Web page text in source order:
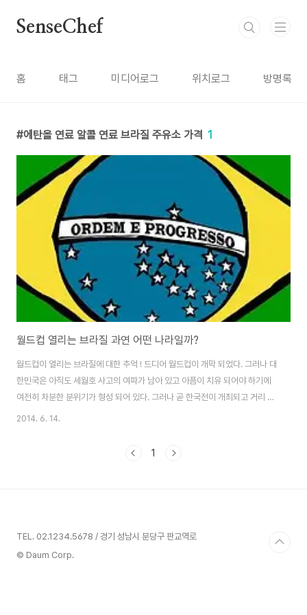
SenseChef
홈 태그 미디어로그 위치로그 방명록
에탄올 연료 알콜 연료 브라질 주유소 가격 1
월드컵 열리는 브라질 과연 어떤 나라일까?
월드컵이 열리는 브라질에 대한 추억 ! 드디어 월드컵이 개막 되었다. 그러나 대
한민국은 아직도 세월호 사고의 여파가 남아 있고 아픔이 치유 되어야 하기에
여전히 차분한 분위기가 형성 되어 있다. 그러나 곧 한국전이 개최되고 거리 응
원이 시작되면 분위기는 바뀔 듯 하다. 늦은 밤에 중계되는 월드컵 경기를 보면
억되는 나라가 브라질이었기 때문이다. 벌써 일부 열성적인 축구 팬들은 브라
2014. 6. 14.
1
TEL. 02.1234.5678 / 경기 성남시 분당구 판교역로
© Daum Corp.